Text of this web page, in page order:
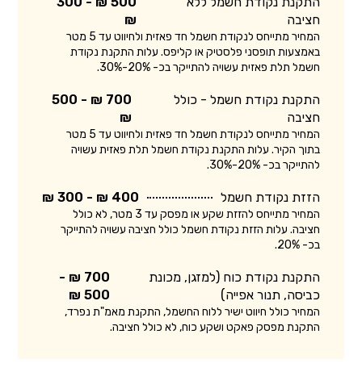
חציבה
₪
המחיר מתייחס לנקודת חשמל חד פאזית ולחיווט עד 5 מטר
באמצעות תופסני פלסטיק או קליפס. עלות התקנת נקודת
חשמל תלת פאזית עשויה להתייקר בכ- 20%-30%.
התקנת נקודת חשמל - כולל
חציבה
700 ₪ - 500
₪
המחיר מתייחס לנקודת חשמל חד פאזית ולחיווט עד 5 מטר
בתוך הקיר. עלות התקנת נקודת חשמל תלת פאזית עשויה
להתייקר בכ- 20%-30%.
הזזת נקודת חשמל 400 ₪ - 300 ₪
המחיר מתייחס להזזת שקע או מפסק עד 3 מטר, לא כולל
חציבה. עלות הזזת נקודת חשמל כולל חציבה עשויה להתייקר
בכ- 20%.
התקנת נקודת כוח (למזגן, מכונת
כביסה, תנור אפייה)
700 ₪ -
500 ₪
המחיר כולל חיווט ישיר ללוח החשמל, התקנת מאמ"ת נפרד,
התקנת מפסק פאקט ושקע כוח, לא כולל חציבה.